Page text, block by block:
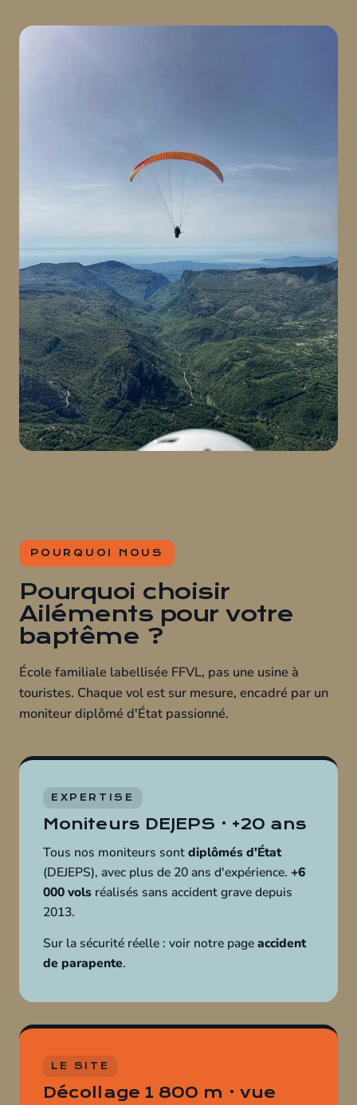
POURQUOI NOUS
Pourquoi choisir
Ailéments pour votre
baptême ?
École familiale labellisée FFVL, pas une usine à
touristes. Chaque vol est sur mesure, encadré par un
moniteur diplômé d'État passionné.
EXPERTISE
Moniteurs DEJEPS · +20 ans
Tous nos moniteurs sontdiplômés d'État
(DEJEPS), avec plus de 20 ans d'expérience. +6
000 vols réalisés sans accident grave depuis
2013.
Sur la sécurité réelle : voir notre pageaccident
de parapente.
LE SITE
Décollage 1 800 m · vue